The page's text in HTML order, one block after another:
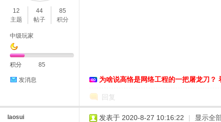
12
主题
44
帖子
85
积分
中级玩家
积分 85
发消息 为啥说高恪是网络工程的一把屠龙刀？
回复
laosui 发表于 2020-8-27 10:16:22 | 显示全